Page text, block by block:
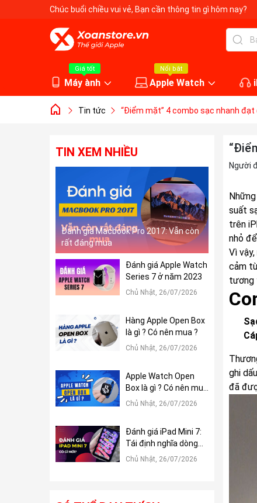
Chúc buổi chiều vui vẻ, Bạn cần thông tin gì hôm nay?
Giá tốt
Máy ành
Nổi bật
Apple Watch
Tin tức “Điểm mặt” 4 combo sạc nhanh
Người
suất
trên
nhỏ
Vì
cảm
tương
ghi
đã
TIN XEM NHIỀU
Đánh giá Macbook Pro 2017: Vẫn còn
rất đáng mua
Đánh giá Apple Watch
Series 7 ở năm 2023
Chủ Nhật, 26/07/2026
Hàng Apple Open Box
là gì ? Có nên mua ?
Chủ Nhật, 26/07/2026
Apple Watch Open
Box là gì ? Có nên mua
?
Chủ Nhật, 26/07/2026
Đánh giá iPad Mini 7:
Tái định nghĩa dòng
iPad Mini
Chủ Nhật, 26/07/2026